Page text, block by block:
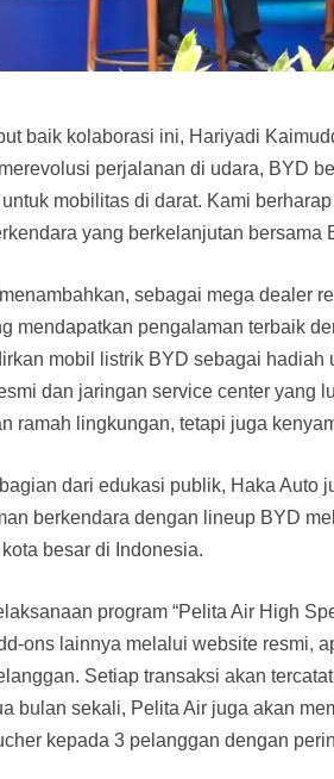
baik kolaborasi ini, Hariyadi
perjalanan di udara, BYD
mobilitas di darat. Kami
yang berkelanjutan bersama
sebagai mega dealer
mendapatkan pengalaman terbaik
mobil listrik BYD sebagai
dan jaringan service center yang
ramah lingkungan, tetapi juga
dari edukasi publik, Haka Auto
berkendara dengan lineup BYD
besar di Indonesia.
program “Pelita Air High
ons lainnya melalui website resmi,
Setiap transaksi akan
bulan sekali, Pelita Air juga akan
kepada 3 pelanggan dengan